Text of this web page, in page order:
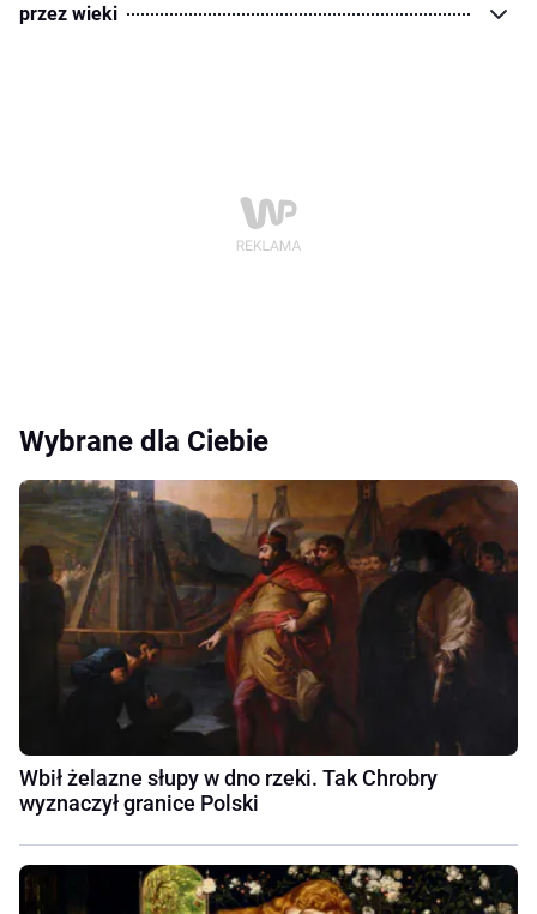
przez wieki
Wybrane dla Ciebie
Wbił żelazne słupy w dno rzeki. Tak Chrobry
wyznaczył granice Polski